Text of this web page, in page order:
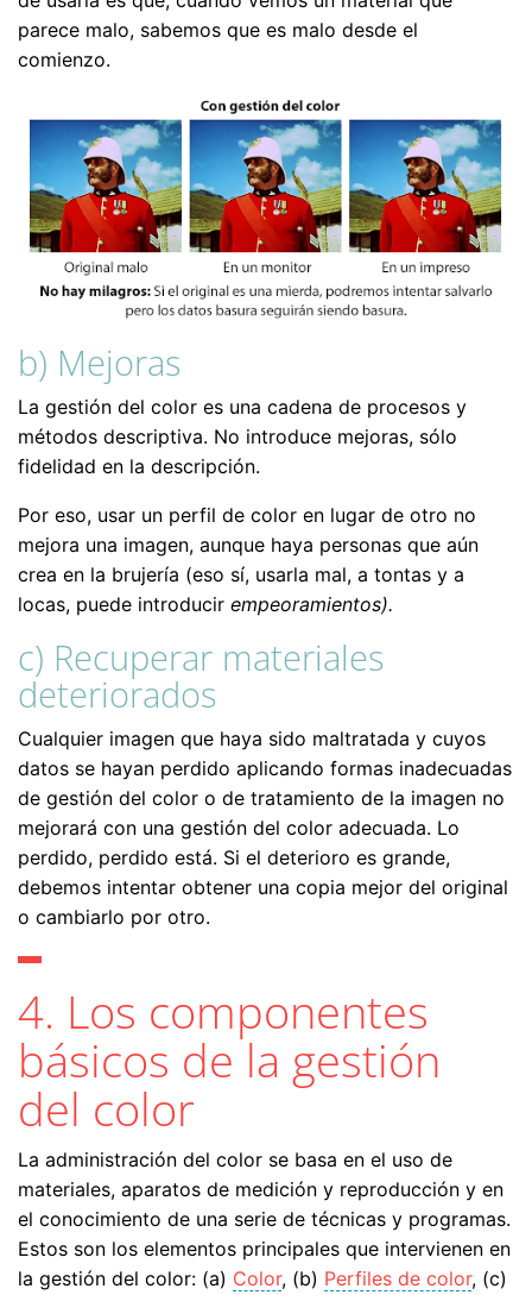
parece malo, sabemos que es malo desde el
comienzo.
b) Mejoras
La gestión del color es una cadena de procesos y
métodos descriptiva. No introduce mejoras, sólo
fidelidad en la descripción.
Por eso, usar un perfil de color en lugar de otro no
mejora una imagen, aunque haya personas que aún
crea en la brujería (eso sí, usarla mal, a tontas y a
locas, puede introducir empeoramientos).
c) Recuperar materiales
deteriorados
Cualquier imagen que haya sido maltratada y cuyos
datos se hayan perdido aplicando formas inadecuadas
de gestión del color o de tratamiento de la imagen no
mejorará con una gestión del color adecuada. Lo
perdido, perdido está. Si el deterioro es grande,
debemos intentar obtener una copia mejor del original
o cambiarlo por otro.
4. Los componentes
básicos de la gestión
del color
La administración del color se basa en el uso de
materiales, aparatos de medición y reproducción y en
el conocimiento de una serie de técnicas y programas.
Estos son los elementos principales que intervienen en
la gestión del color: (a) Color, (b) Perfiles de color, (c)